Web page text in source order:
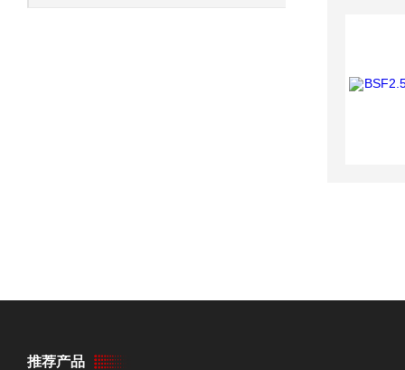
推荐产品